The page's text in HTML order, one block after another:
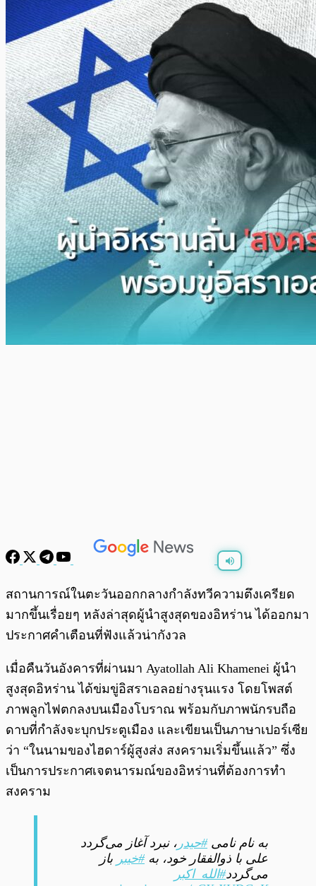
พร้อมเล่น 0:00 0:00
สถานการณ์ในตะวันออกกลางกำลังทวีความตึงเครียด
มากขึ้นเรื่อยๆ หลังล่าสุดผู้นำสูงสุดของอิหร่าน ได้ออกมา
ประกาศคำเตือนที่ฟังแล้วน่ากังวล
เมื่อคืนวันอังคารที่ผ่านมา Ayatollah Ali Khamenei ผู้นำ
สูงสุดอิหร่าน ได้ข่มขู่อิสราเอลอย่างรุนแรง โดยโพสต์
ภาพลูกไฟตกลงบนเมืองโบราณ พร้อมกับภาพนักรบถือ
ดาบที่กำลังจะบุกประตูเมือง และเขียนเป็นภาษาเปอร์เซีย
ว่า “ในนามของไฮดาร์ผู้สูงส่ง สงครามเริ่มขึ้นแล้ว” ซึ่ง
เป็นการประกาศเจตนารมณ์ของอิหร่านที่ต้องการทำ
สงคราม
به نام نامی#حیدر ، نبرد آغاز می‌گردد
علی با ذوالفقار خود، به#خیبر باز
می‌گردد#الله_اکبر